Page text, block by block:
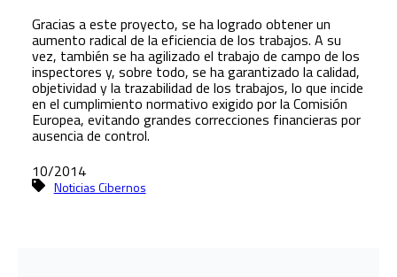
Gracias a este proyecto, se ha logrado obtener un
aumento radical de la eficiencia de los trabajos. A su
vez, también se ha agilizado el trabajo de campo de los
inspectores y, sobre todo, se ha garantizado la calidad,
objetividad y la trazabilidad de los trabajos, lo que incide
en el cumplimiento normativo exigido por la Comisión
Europea, evitando grandes correcciones financieras por
ausencia de control.
10/2014
Noticias Cibernos